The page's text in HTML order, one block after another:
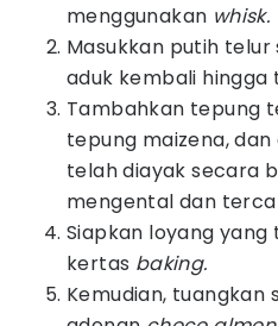
menggunakan whisk.
Masukkan putih
aduk kembali
Tambahkan tepung
tepung maizena,
telah diayak secara
mengental dan
Siapkan loyang
kertas baking.
Kemudian, tuangkan